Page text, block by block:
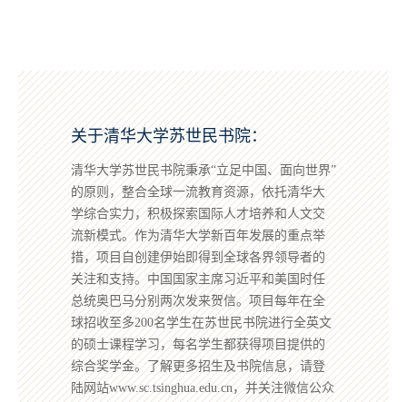
关于清华大学苏世民书院：
清华大学苏世民书院秉承“立足中国、面向世界”
的原则，整合全球一流教育资源，依托清华大
学综合实力，积极探索国际人才培养和人文交
流新模式。作为清华大学新百年发展的重点举
措，项目自创建伊始即得到全球各界领导者的
关注和支持。中国国家主席习近平和美国时任
总统奥巴马分别两次发来贺信。项目每年在全
球招收至多200名学生在苏世民书院进行全英文
的硕士课程学习，每名学生都获得项目提供的
综合奖学金。了解更多招生及书院信息，请登
陆网站www.sc.tsinghua.edu.cn，并关注微信公众